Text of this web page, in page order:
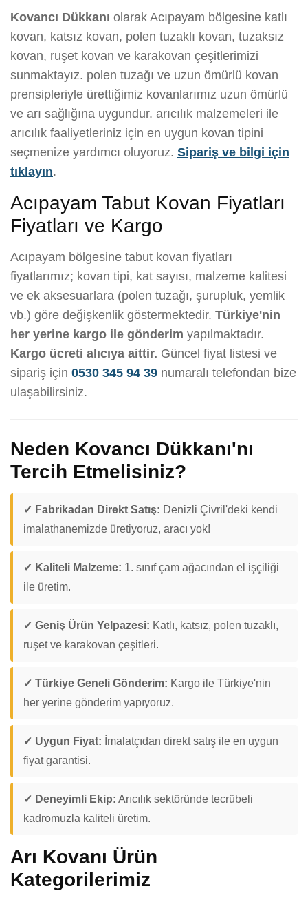
Kovancı Dükkanı olarak Acıpayam bölgesine katlı
kovan, katsız kovan, polen tuzaklı kovan, tuzaksız
kovan, ruşet kovan ve karakovan çeşitlerimizi
sunmaktayız. polen tuzağı ve uzun ömürlü kovan
prensipleriyle ürettiğimiz kovanlarımız uzun ömürlü
ve arı sağlığına uygundur. arıcılık malzemeleri ile
arıcılık faaliyetleriniz için en uygun kovan tipini
seçmenize yardımcı oluyoruz. Sipariş ve bilgi için
tıklayın.
Acıpayam Tabut Kovan Fiyatları
Fiyatları ve Kargo
Acıpayam bölgesine tabut kovan fiyatları
fiyatlarımız; kovan tipi, kat sayısı, malzeme kalitesi
ve ek aksesuarlara (polen tuzağı, şurupluk, yemlik
vb.) göre değişkenlik göstermektedir. Türkiye'nin
her yerine kargo ile gönderim yapılmaktadır.
Kargo ücreti alıcıya aittir. Güncel fiyat listesi ve
sipariş için 0530 345 94 39 numaralı telefondan bize
ulaşabilirsiniz.
Neden Kovancı Dükkanı'nı
Tercih Etmelisiniz?
✓ Fabrikadan Direkt Satış: Denizli Çivril'deki kendi
imalathanemizde üretiyoruz, aracı yok!
✓ Kaliteli Malzeme: 1. sınıf çam ağacından el işçiliği
ile üretim.
✓ Geniş Ürün Yelpazesi: Katlı, katsız, polen tuzaklı,
ruşet ve karakovan çeşitleri.
✓ Türkiye Geneli Gönderim: Kargo ile Türkiye'nin
her yerine gönderim yapıyoruz.
✓ Uygun Fiyat: İmalatçıdan direkt satış ile en uygun
fiyat garantisi.
✓ Deneyimli Ekip: Arıcılık sektöründe tecrübeli
kadromuzla kaliteli üretim.
Arı Kovanı Ürün
Kategorilerimiz